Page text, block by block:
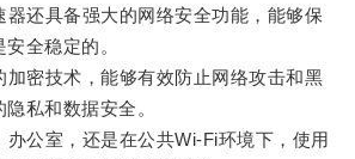
还具备强大的网络安全功能，能够保
全稳定的。
密技术，能够有效防止网络攻击和黑
私和数据安全。
公室，还是在公共Wi-Fi环境下，使用